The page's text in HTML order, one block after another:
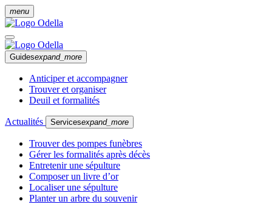
menu
Guidesexpand_more
Anticiper et accompagner
Trouver et organiser
Deuil et formalités
Actualités Servicesexpand_more
Trouver des pompes funèbres
Gérer les formalités après décès
Entretenir une sépulture
Composer un livre d’or
Localiser une sépulture
Planter un arbre du souvenir